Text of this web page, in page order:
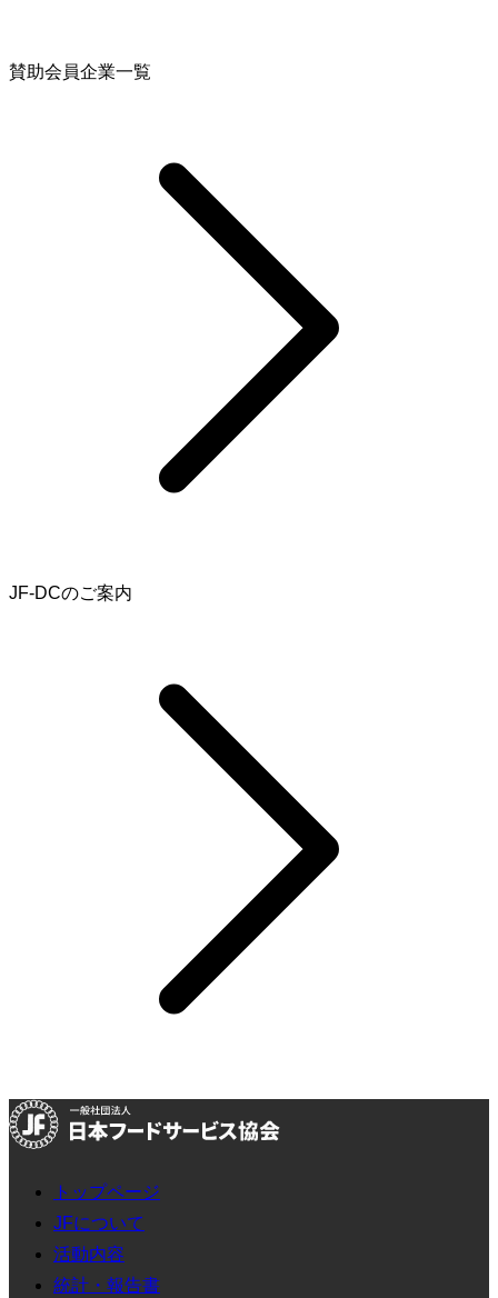
賛助会員企業⼀覧
JF-DCのご案内
トップページ
JFについて
活動内容
統計・報告書